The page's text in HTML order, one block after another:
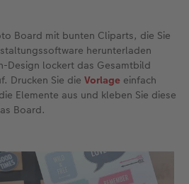
Board mit bunten Cliparts, die Sie
herunterladen
Design lockert das Gesamtbild
Drucken Sie dieVorlage einfach
Elemente aus und kleben Sie diese
Board.